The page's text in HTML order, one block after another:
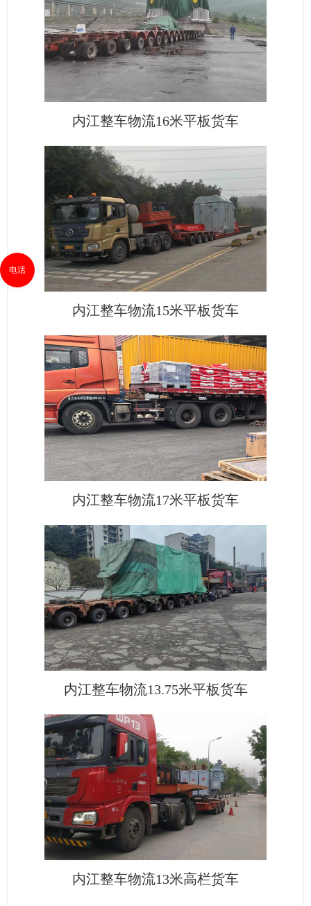
内江整车物流16米平板货车
内江整车物流15米平板货车
内江整车物流17米平板货车
内江整车物流13.75米平板货车
内江整车物流13米高栏货车
电话